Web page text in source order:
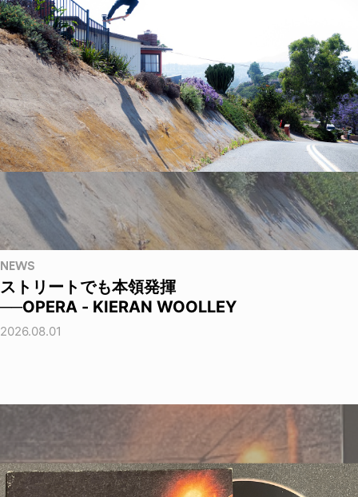
NEWS
ストリートでも本領発揮
──OPERA - KIERAN WOOLLEY
2026.08.01